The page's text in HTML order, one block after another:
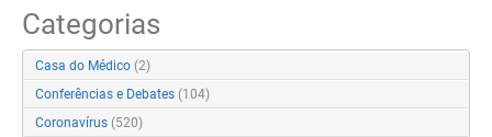
Categorias
Casa do Médico (2)
Conferências e Debates (104)
Coronavírus (520)